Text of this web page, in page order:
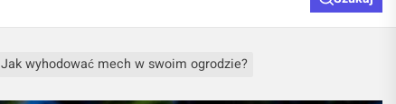
Jak wyhodować mech w swoim ogrodzie?